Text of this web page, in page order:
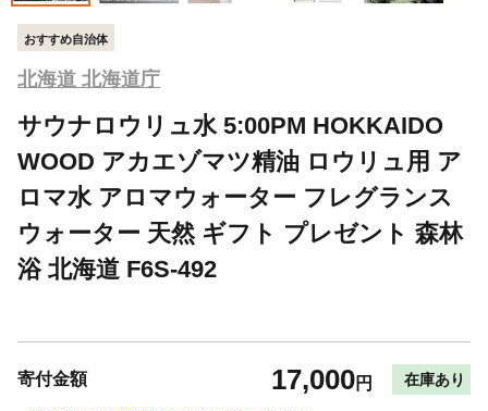
おすすめ自治体
北海道 北海道庁
サウナロウリュ水 5:00PM HOKKAIDO
WOOD アカエゾマツ精油 ロウリュ用 ア
ロマ水 アロマウォーター フレグランス
ウォーター 天然 ギフト プレゼント 森林
浴 北海道 F6S-492
寄付金額 17,000円 在庫あり